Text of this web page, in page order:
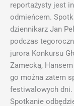
reportażysty jest
odmieńcem.
dziennikarz Jan
podczas
jurora Konkursu
Zamecką,
go można zatem
festiwalowych dni.
Spotkanie